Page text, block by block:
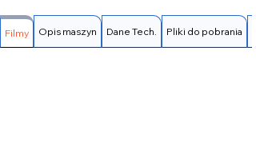
Filmy Opis maszyn Dane Tech. Pliki do pobrania